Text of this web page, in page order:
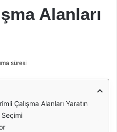
Alanları
süresi
Çalışma Alanları Yaratın
Seçimi